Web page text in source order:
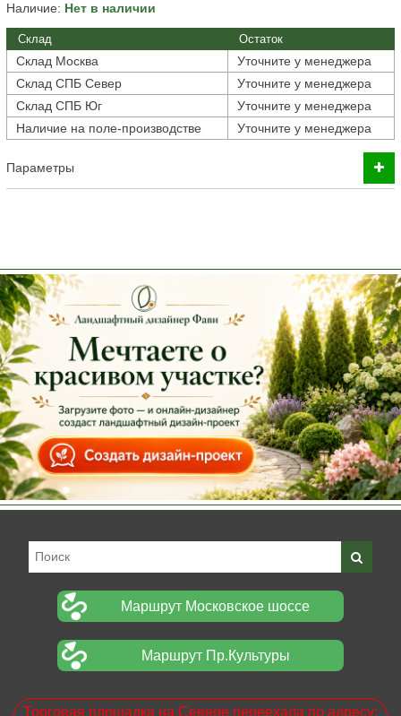
Наличие: Нет в наличии
Склад Остаток
Склад Москва
Уточните у менеджера
Склад СПБ Север
Уточните у менеджера
Склад СПБ Юг
Уточните у менеджера
Наличие на поле-производстве
Уточните у менеджера
Параметры
Маршрут Московское шоссе
Маршрут Пр.Культуры
Торговая площадка на Севере переехала по адресу: